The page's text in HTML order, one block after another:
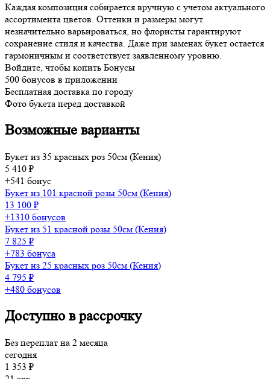
Каждая композиция собирается вручную с учетом актуального
ассортимента цветов. Оттенки и размеры могут
незначительно варьироваться, но флористы гарантируют
сохранение стиля и качества. Даже при заменах букет остается
гармоничным и соответствует заявленному уровню.
Войдите, чтобы копить Бонусы
500 бонусов в приложении
Бесплатная доставка по городу
Фото букета перед доставкой
Возможные варианты
Букет из 35 красных роз 50см (Кения)
5 410 ₽
+541 бонус
Букет из 101 красной розы 50см (Кения)
13 100 ₽
+1310 бонусов
Букет из 51 красной розы 50см (Кения)
7 825 ₽
+783 бонуса
Букет из 25 красных роз 50см (Кения)
4 795 ₽
+480 бонусов
Доступно в рассрочку
Без переплат на 2 месяца
сегодня
1 353 ₽